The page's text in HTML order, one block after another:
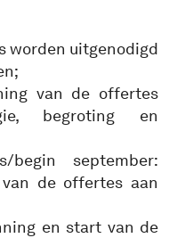
worden uitgenodigd
van de offertes
begroting en
september:
de offertes aan
en start van de